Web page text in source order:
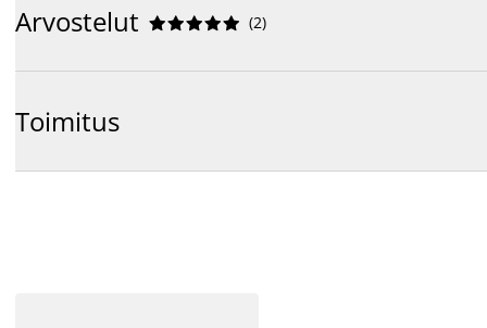
Arvostelut 




 (2)
Toimitus